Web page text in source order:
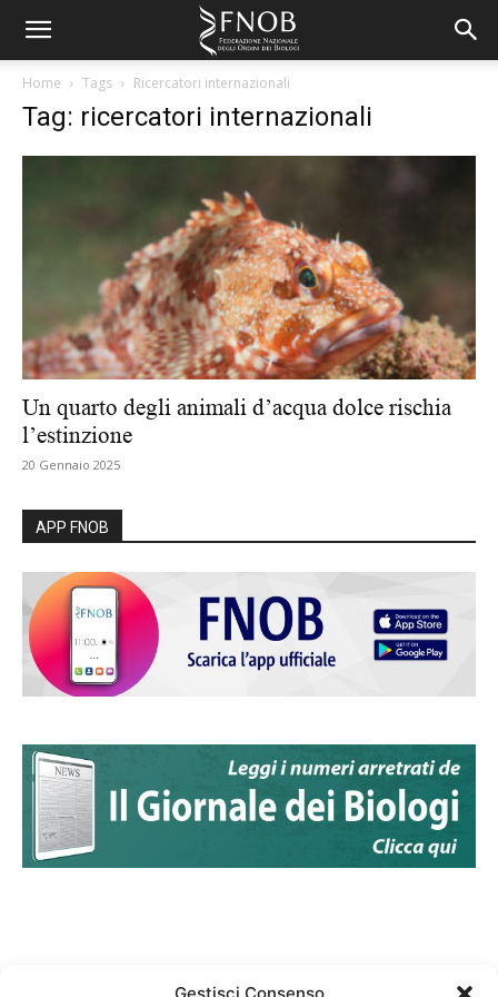
Home Tags Ricercatori internazionali
Tag: ricercatori internazionali
Un quarto degli animali d’acqua dolce rischia
l’estinzione
20 Gennaio 2025
APP FNOB